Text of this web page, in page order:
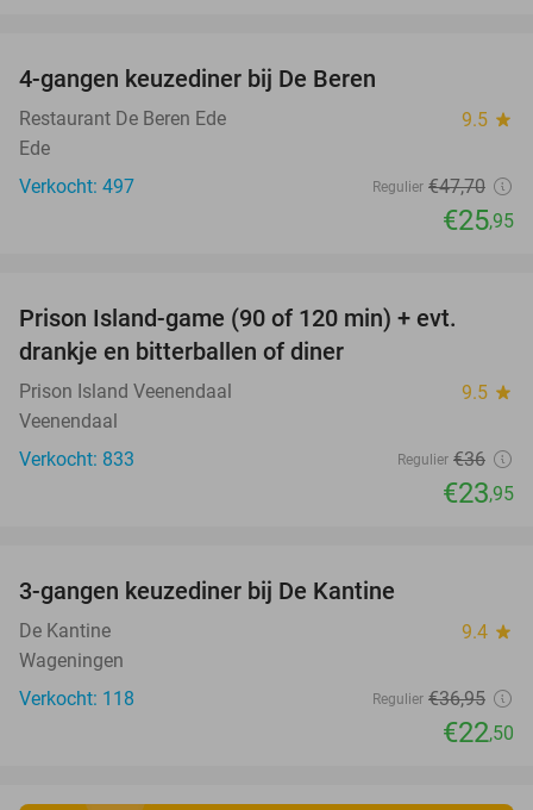
4-gangen keuzediner bij De Beren
Restaurant De Beren Ede 9.5 star
Ede
Verkocht: 497
Regulier €47,70
€25,95
Prison Island-game (90 of 120 min) + evt.
drankje en bitterballen of diner
Prison Island Veenendaal 9.5 star
Veenendaal
Verkocht: 833
Regulier €36
€23,95
3-gangen keuzediner bij De Kantine
De Kantine 9.4 star
Wageningen
Verkocht: 118
Regulier €36,95
€22,50